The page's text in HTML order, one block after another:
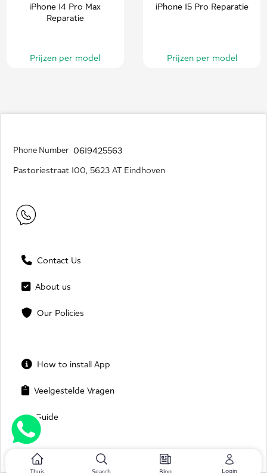
Thuis Search Blog Login
iPhone 14 Pro Max
Reparatie
Prijzen per model
iPhone 15 Pro Reparatie
Prijzen per model
Phone Number 0619425563
Pastoriestraat 100, 5623 AT Eindhoven
Contact Us
About us
Our Policies
How to install App
Veelgestelde Vragen
Guide